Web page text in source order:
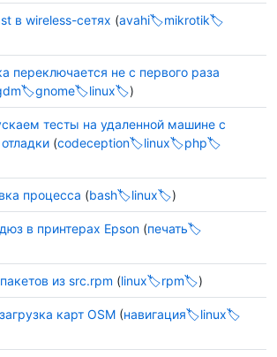
в wireless-сетях (avahi
mikrotik
переключается не с первого раза
gnome linux )
тесты на удаленной машине с
(codeception linux
php
процесса (bash linux )
в принтерах Epson (печать
из src.rpm (linux rpm )
карт OSM (навигация
linux